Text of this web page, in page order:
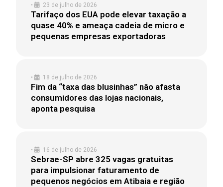
• 23 de julho de 2026
Tarifaço dos EUA pode elevar taxação a
quase 40% e ameaça cadeia de micro e
pequenas empresas exportadoras
• 18 de julho de 2026
Fim da “taxa das blusinhas” não afasta
consumidores das lojas nacionais,
aponta pesquisa
• 16 de julho de 2026
Sebrae-SP abre 325 vagas gratuitas
para impulsionar faturamento de
pequenos negócios em Atibaia e região